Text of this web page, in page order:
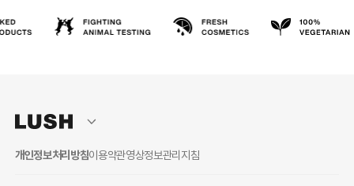
개인정보처리방침이용약관영상정보관리지침